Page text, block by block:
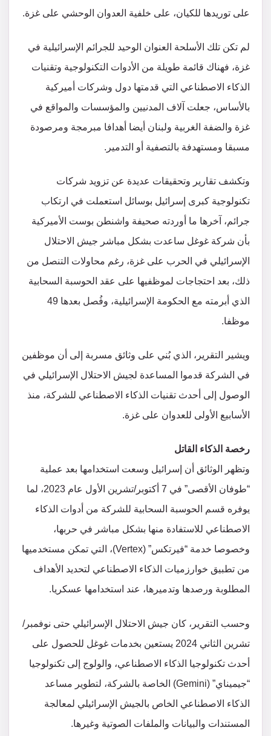
على توريدها للكيان، على خلفية العدوان الوحشي على غزة.
لم تكن تلك الأسلحة العنوان الوحيد للجرائم الإسرائيلية في
غزة، فهناك قائمة طويلة من الأدوات التكنولوجية وتقنيات
الذكاء الاصطناعي التي قدمتها دول وشركات أميركية
بالأساس، جعلت آلاف المدنيين والمؤسسات والمواقع في
غزة والضفة الغربية ولبنان أيضا أهدافا مبرمجة ومرصودة
مسبقا ومستهدفة بالتصفية أو التدمير.
وتكشف تقارير وتحقيقات عديدة عن تزويد شركات
تكنولوجية كبرى إسرائيل بوسائل استعملت في ارتكاب
جرائم، آخرها ما أوردته صحيفة واشنطن بوست الأميركية
بأن شركة غوغل ساعدت بشكل مباشر جيش الاحتلال
الإسرائيلي في الحرب على غزة، رغم محاولات التنصل من
ذلك، بعد احتجاجات لموظفيها على عقد الحوسبة السحابية
الذي أبرمته مع الحكومة الإسرائيلية، وفُصل بعدها 49
موظفا.
ويشير التقرير، الذي بُني على وثائق مسربة إلى أن موظفين
في الشركة قدموا المساعدة لجيش الاحتلال الإسرائيلي في
الوصول إلى أحدث تقنيات الذكاء الاصطناعي للشركة، منذ
الأسابيع الأولى للعدوان على غزة.
رخصة الذكاء القاتل
وتظهر الوثائق أن إسرائيل وسعت استخدامها بعد عملية
“طوفان الأقصى” في 7 أكتوبر/تشرين الأول عام 2023، لما
يوفره قسم الحوسبة السحابية للشركة من أدوات الذكاء
الاصطناعي للاستفادة منها بشكل مباشر في حربها،
وخصوصا خدمة “فيرتكس” (Vertex)، التي تمكن مستخدميها
من تطبيق خوارزميات الذكاء الاصطناعي لتحديد الأهداف
المطلوبة ورصدها وتدميرها، عند استخدامها عسكريا.
وحسب التقرير، كان جيش الاحتلال الإسرائيلي حتى نوفمبر/
تشرين الثاني 2024 يستعين بخدمات غوغل للحصول على
أحدث تكنولوجيا الذكاء الاصطناعي، والولوج إلى تكنولوجيا
“جيميناي” (Gemini) الخاصة بالشركة، لتطوير مساعد
الذكاء الاصطناعي الخاص بالجيش الإسرائيلي لمعالجة
المستندات والبيانات والملفات الصوتية وغيرها.